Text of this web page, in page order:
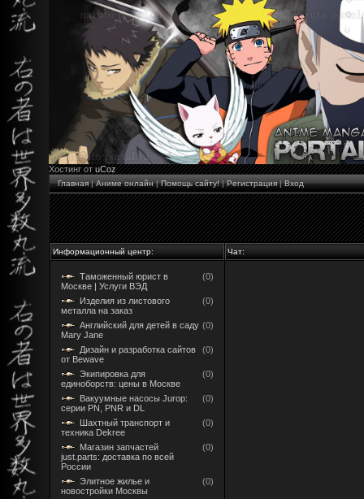
Хостинг отuCoz
Главная|Аниме онлайн|Помощь сайту!|Регистрация|Вход
Информационный центр: Чат:
Таможенный юрист в
Москве | Услуги ВЭД
(0)
Изделия из листового
металла на заказ
(0)
Английский для детей в саду
Mary Jane
(0)
Дизайн и разработка сайтов
от Bewave
(0)
Экипировка для
единоборств: цены в Москве
(0)
Вакуумные насосы Jurop:
серии PN, PNR и DL
(0)
Шахтный транспорт и
техника Dekree
(0)
Магазин запчастей
just.parts: доставка по всей
России
(0)
Элитное жилье и
новостройки Москвы
(0)